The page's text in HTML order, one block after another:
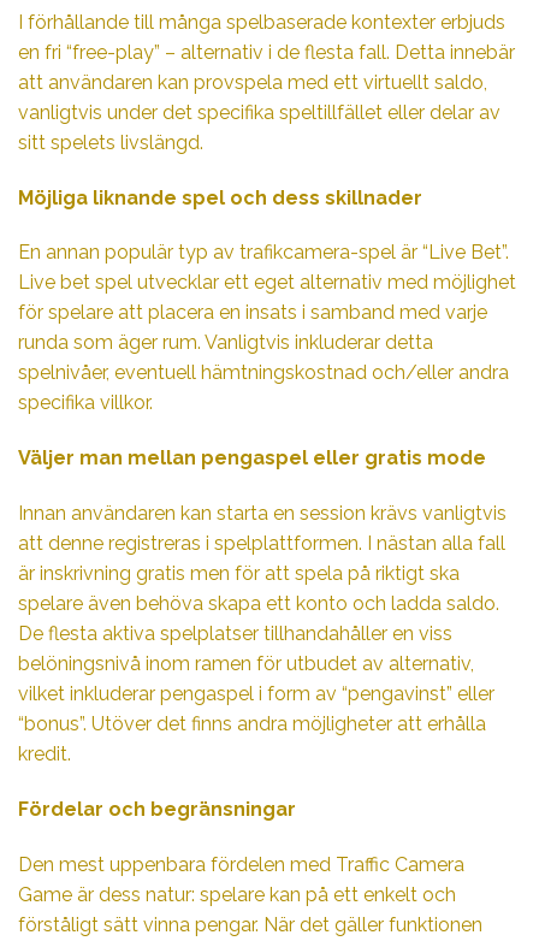
I förhållande till många spelbaserade kontexter erbjuds
en fri “free-play” – alternativ i de flesta fall. Detta innebär
att användaren kan provspela med ett virtuellt saldo,
vanligtvis under det specifika speltillfället eller delar av
sitt spelets livslängd.
Möjliga liknande spel och dess skillnader
En annan populär typ av trafikcamera-spel är “Live Bet”.
Live bet spel utvecklar ett eget alternativ med möjlighet
för spelare att placera en insats i samband med varje
runda som äger rum. Vanligtvis inkluderar detta
spelnivåer, eventuell hämtningskostnad och/eller andra
specifika villkor.
Väljer man mellan pengaspel eller gratis mode
Innan användaren kan starta en session krävs vanligtvis
att denne registreras i spelplattformen. I nästan alla fall
är inskrivning gratis men för att spela på riktigt ska
spelare även behöva skapa ett konto och ladda saldo.
De flesta aktiva spelplatser tillhandahåller en viss
belöningsnivå inom ramen för utbudet av alternativ,
vilket inkluderar pengaspel i form av “pengavinst” eller
“bonus”. Utöver det finns andra möjligheter att erhålla
kredit.
Fördelar och begränsningar
Den mest uppenbara fördelen med Traffic Camera
Game är dess natur: spelare kan på ett enkelt och
förståligt sätt vinna pengar. När det gäller funktionen